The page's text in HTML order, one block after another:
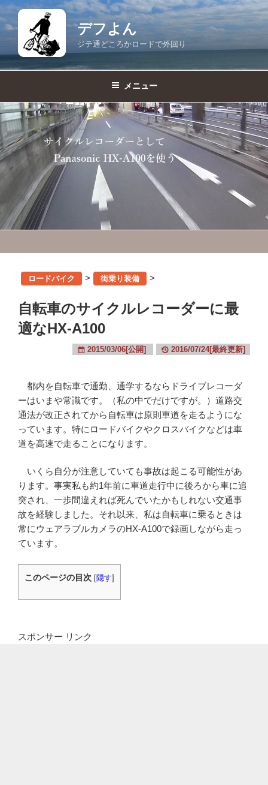
コ
ン
キ
ッ
プ
デフよん
ジテ通どころかロードで外回り
メニュー
ロードバイク > 街乗り装備 >
自転車のサイクルレコーダーに最
適なHX-A100
2015/03/06[公開] 2016/07/24[最終更新]
都内を自転車で通勤、通学するならドライブレコーダ
ーはいまや常識です。（私の中でだけですが。）道路交
通法が改正されてから自転車は原則車道を走るようにな
っています。特にロードバイクやクロスバイクなどは車
道を高速で走ることになります。
いくら自分が注意していても事故は起こる可能性があ
ります。事実私も約1年前に車道走行中に後ろから車に追
突され、一歩間違えれば死んでいたかもしれない交通事
故を経験しました。それ以来、私は自転車に乗るときは
常にウェアラブルカメラのHX-A100で録画しながら走っ
ています。
このページの目次 [隠す]
スポンサー リンク